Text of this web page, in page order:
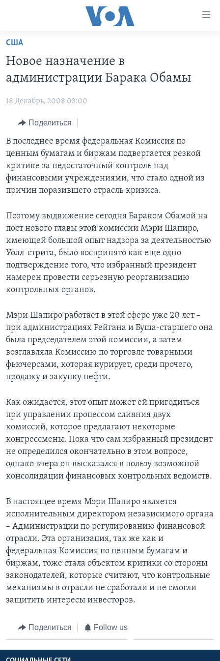
Перейти
основной
контент
навигации
Перейти
поиск
НОВОСТИ ЗА МИНУТУ
ИТОГИ
ПОЧЕМУ ЭТО ВАЖНО?
ДИСКУССИЯ VOA
ДЕТАЛИ
НЬЮ-ЙОРК NEW YORK
АМЕРИКА. БОЛЬШОЕ ПУТЕШЕСТВИЕ
УЧИМ АНГЛИЙСКИЙ
НАША АМЕРИКАНСКАЯ ИСТОРИЯ
А КАК В АМЕРИКЕ?
АРТЕФАКТЫ
АМЕРИКАНСКИЕ ГОРОДКИ
ТЕСТЫ
ЭКСПЕРТИЗА
ИНТЕРВЬЮ
ФАКТЫ ПРОТИВ ФЕЙКОВ
ЗА СВОБОДУ ПРЕССЫ
УЧИМ АНГЛИЙСКИЙ
ВИДЕО
ПОДПИСКА НА НОВОСТИ
Learning English
СОЦИАЛЬНЫЕ СЕТИ
Языки
США
Новое назначение в
администрации Барака Обамы
18 Декабрь, 2008 03:00
Поделиться
В последнее время федеральная Комиссия по
ценным бумагам и биржам подвергается резкой
критике за недостаточный контроль над
финансовыми учреждениями, что стало одной из
причин поразившего отрасль кризиса.
Поэтому выдвижение сегодня Бараком Обамой на
пост нового главы этой комиссии Мэри Шапиро,
имеющей большой опыт надзора за деятельностью
Уолл-стрита, было воспринято как еще одно
подтверждение того, что избранный президент
намерен провести серьезную реорганизацию
контрольных органов.
Мэри Шапиро работает в этой сфере уже 20 лет –
при администрациях Рейгана и Буша-старшего она
была председателем этой комиссии, а затем
возглавляла Комиссию по торговле товарными
фьючерсами, которая курирует, среди прочего,
продажу и закупку нефти.
Как ожидается, этот опыт может ей пригодиться
при управлении процессом слияния двух
комиссий, которое предлагают некоторые
конгрессмены. Пока что сам избранный президент
не определился окончательно в этом вопросе,
однако вчера он высказался в пользу возможной
консолидации финансовых контрольных ведомств.
В настоящее время Мэри Шапиро является
исполнительным директором независимого органа
– Администрации по регулированию финансовой
отрасли. Эта организация, так же как и
федеральная Комиссия по ценным бумагам и
биржам, тоже стала объектом критики со стороны
законодателей, которые считают, что контрольные
механизмы в отрасли не сработали и не смогли
защитить интересы инвесторов.
Поделиться Follow us